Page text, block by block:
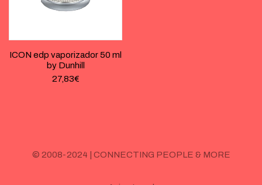
ICON edp vaporizador 50 ml
by Dunhill
27,83€
© 2008-2024 | CONNECTING PEOPLE & MORE